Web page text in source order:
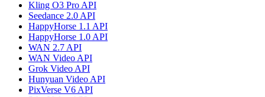
Kling O3 Pro API
Seedance 2.0 API
HappyHorse 1.1 API
HappyHorse 1.0 API
WAN 2.7 API
WAN Video API
Grok Video API
Hunyuan Video API
PixVerse V6 API